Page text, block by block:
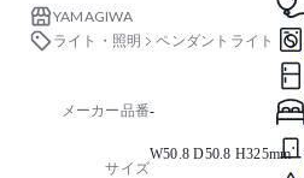
YAMAGIWA
ライト・照明
ペンダントライト
メーカー品番-
サイズ
W50.8 D50.8 H325mm